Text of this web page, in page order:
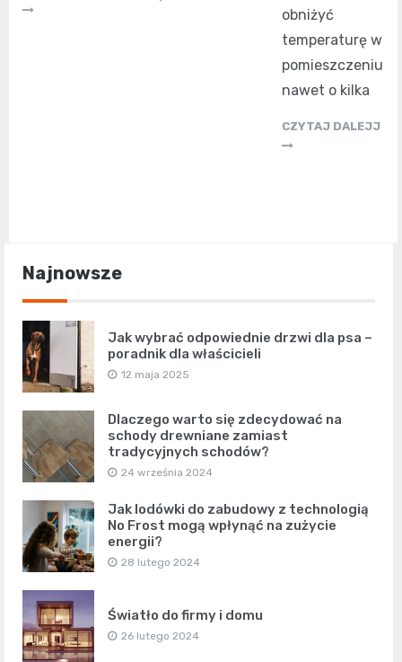
obniżyć
temperaturę w
pomieszczeniu
nawet o kilka
CZYTAJ DALEJJ
Najnowsze
Jak wybrać odpowiednie drzwi dla psa –
poradnik dla właścicieli
12 maja 2025
Dlaczego warto się zdecydować na
schody drewniane zamiast
tradycyjnych schodów?
24 września 2024
Jak lodówki do zabudowy z technologią
No Frost mogą wpłynąć na zużycie
energii?
28 lutego 2024
Światło do firmy i domu
26 lutego 2024